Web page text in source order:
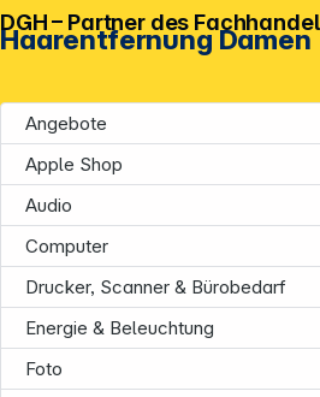
Haarentfernung Damen
Angebote
Apple Shop
Audio
Computer
Drucker, Scanner & Bürobedarf
Energie & Beleuchtung
Foto
DGH – Partner des